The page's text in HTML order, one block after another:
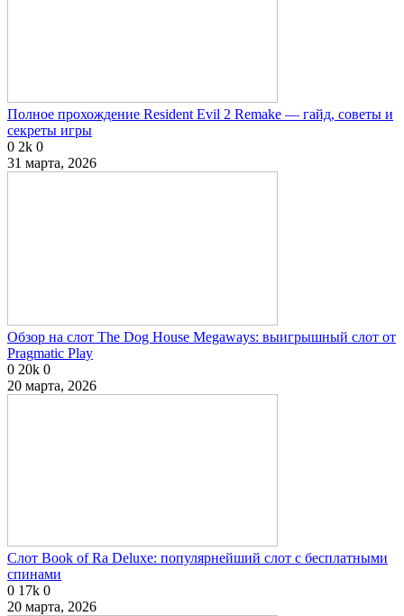
Полное прохождение Resident Evil 2 Remake — гайд, советы и
секреты игры
0 2k 0
31 марта, 2026
Обзор на слот The Dog House Megaways: выигрышный слот от
Pragmatic Play
0 20k 0
20 марта, 2026
Слот Book of Ra Deluxe: популярнейший слот с бесплатными
спинами
0 17k 0
20 марта, 2026